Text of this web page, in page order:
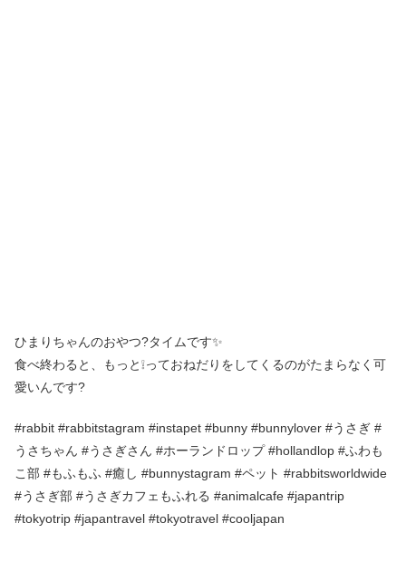
ひまりちゃんのおやつ?タイムです✨
食べ終わると、もっと❕っておねだりをしてくるのがたまらなく可
愛いんです?
#rabbit #rabbitstagram #instapet #bunny #bunnylover #うさぎ #
うさちゃん #うさぎさん #ホーランドロップ #hollandlop #ふわも
こ部 #もふもふ #癒し #bunnystagram #ペット #rabbitsworldwide
#うさぎ部 #うさぎカフェもふれる #animalcafe #japantrip
#tokyotrip #japantravel #tokyotravel #cooljapan